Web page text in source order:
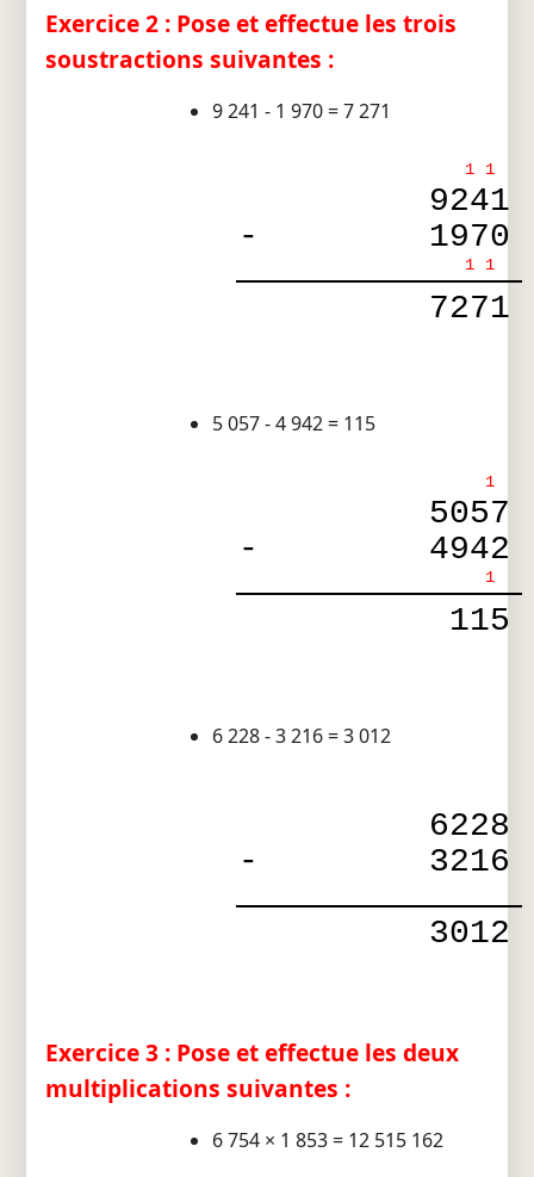
Exercice 2 : Pose et effectue les trois
soustractions suivantes :
9 241 - 1 970 = 7 271
1 1
9241
-
1970
1 1
7271
5 057 - 4 942 = 115
1
5057
-
4942
1
115
6 228 - 3 216 = 3 012
6228
-
3216
3012
Exercice 3 : Pose et effectue les deux
multiplications suivantes :
6 754 × 1 853 = 12 515 162